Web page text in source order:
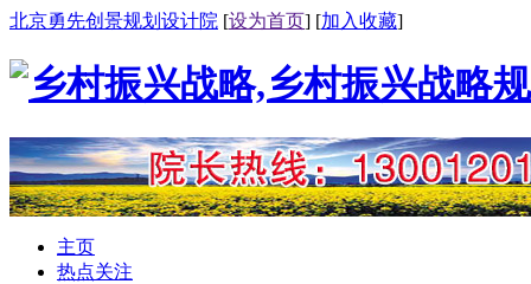
北京勇先创景规划设计院 [设为首页] [加入收藏]
主页
热点关注